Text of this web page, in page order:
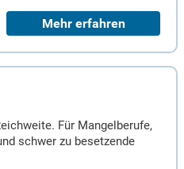
Mehr erfahren
Für Mangelberufe,
schwer zu besetzende